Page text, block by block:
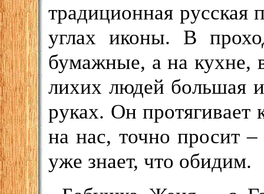
традиционная русская
углах иконы. В
бумажные, а на кухне,
лихих людей большая
руках. Он
на нас, точно просит
уже знает, что обидим.